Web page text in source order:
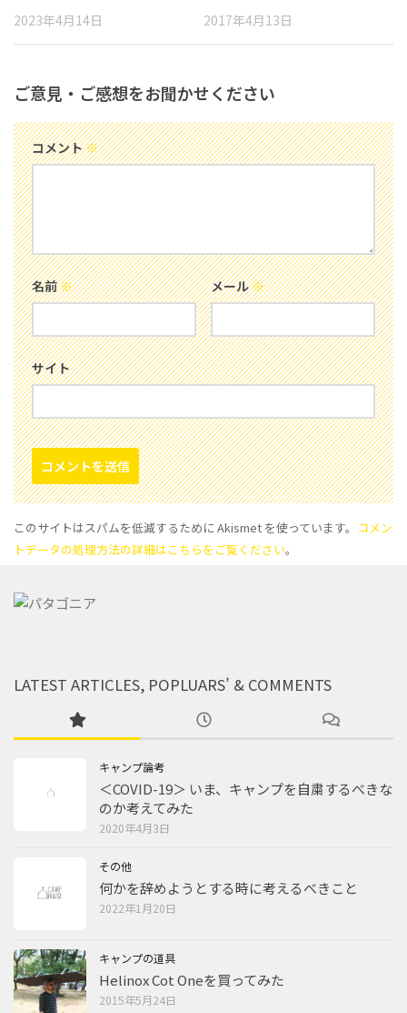
2023年4月14日 2017年4月13日
ご意見・ご感想をお聞かせください
コメント※
名前※ メール※
サイト
このサイトはスパムを低減するために Akismet を使っています。 コメン
トデータの処理方法の詳細はこちらをご覧ください。
LATEST ARTICLES, POPLUARS’ & COMMENTS
キャンプ論考
＜COVID-19＞ いま、キャンプを自粛するべきな
のか考えてみた
2020年4月3日
その他
何かを辞めようとする時に考えるべきこと
2022年1月20日
キャンプの道具
Helinox Cot Oneを買ってみた
2015年5月24日